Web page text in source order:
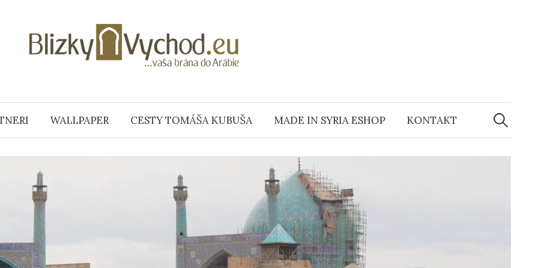
WALLPAPER CESTY TOMÁŠA KUBUŠA MADE IN SYRIA ESHOP KONTAKT H
ľ